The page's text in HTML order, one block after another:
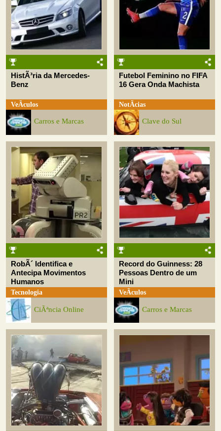
HistÃ³ria da Mercedes-
Benz
VeÃ­culos
Carros e Marcas
Futebol Feminino no FIFA
16 Gera Onda Machista
NotÃ­cias
Clave do Sul
RobÃ´ Identifica e
Antecipa Movimentos
Humanos
Tecnologia
CiÃªncia Online
Record do Guinness: 28
Pessoas Dentro de um
Mini
VeÃ­culos
Carros e Marcas